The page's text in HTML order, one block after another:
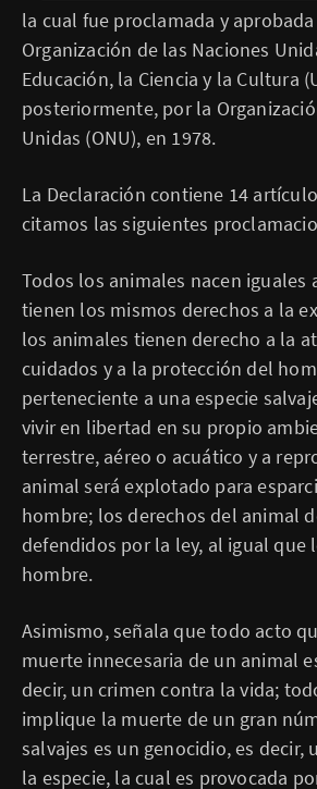
la cual fue proclamada y
Organización de las Naciones
Educación, la Ciencia y la Cultura
posteriormente, por la
Unidas (ONU), en 1978.
La Declaración contiene 14
citamos las siguientes
Todos los animales nacen iguales
tienen los mismos derechos a la
los animales tienen derecho a la
cuidados y a la protección del
perteneciente a una especie
vivir en libertad en su propio
terrestre, aéreo o acuático y a
animal será explotado para
hombre; los derechos del animal
defendidos por la ley, al igual que
hombre.
Asimismo, señala que todo acto
muerte innecesaria de un animal
decir, un crimen contra la vida;
implique la muerte de un gran
salvajes es un genocidio, es decir,
la especie, la cual es provocada